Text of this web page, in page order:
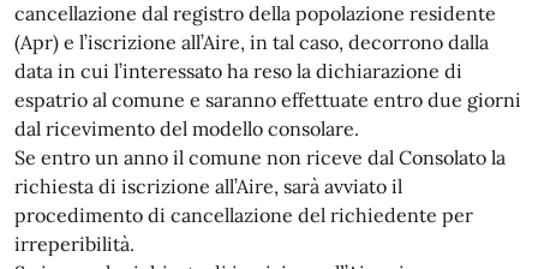
cancellazione dal registro della popolazione residente
(Apr) e l’iscrizione all’Aire, in tal caso, decorrono dalla
data in cui l’interessato ha reso la dichiarazione di
espatrio al comune e saranno effettuate entro due giorni
dal ricevimento del modello consolare.
Se entro un anno il comune non riceve dal Consolato la
richiesta di iscrizione all’Aire, sarà avviato il
procedimento di cancellazione del richiedente per
irreperibilità.